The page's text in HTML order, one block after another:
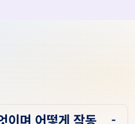
이며 어떻게 작동